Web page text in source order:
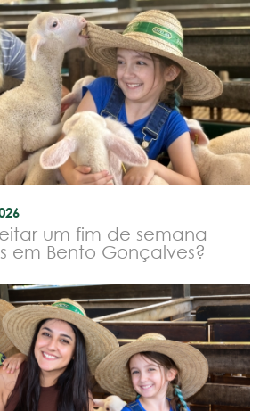
um fim de semana
em Bento Gonçalves?